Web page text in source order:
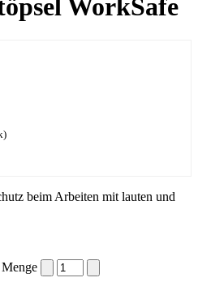
WorkSafe
beim Arbeiten mit lauten und